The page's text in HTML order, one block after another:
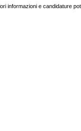
informazioni e candidature